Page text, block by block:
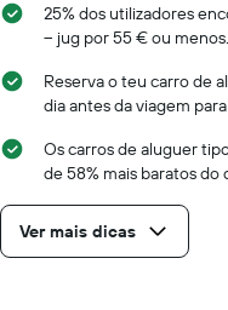
25% dos utilizadores
– jug por 55 € ou menos.
Reserva o teu carro de
dia antes da viagem
Os carros de aluguer
de 58% mais baratos
Ver mais dicas